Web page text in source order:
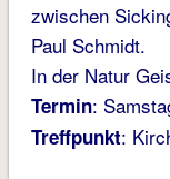
zwischen
Paul Schmidt.
In der Natur
Termin:
Treffpunkt: